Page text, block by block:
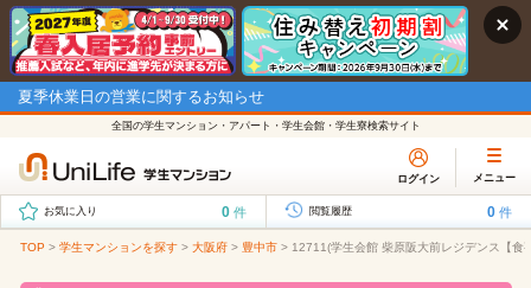
夏季休業日の営業に関するお知らせ
全国の学生マンション・アパート・学生会館・学生寮検索サイト
ログイン メニュー
お気に入り 0 件 閲覧履歴 0 件
TOP > 学生マンションを探す > 大阪府 > 豊中市 > 12711(学生会館 柴原阪大前レジデンス【食